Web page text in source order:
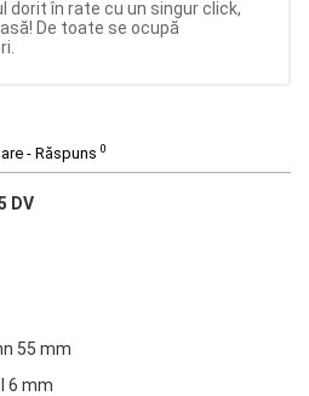
dorit în rate cu un singur click,
De toate se ocupă
- Răspuns 0
DV
55 mm
6 mm